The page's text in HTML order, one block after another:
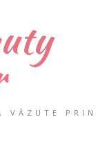
VĂZUTE PRIN